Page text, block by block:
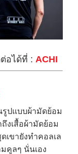
อได้ที่ : ACHI
รูปแบบผ้ามัดย้อม
งเสื้อผ้ามัดย้อม
เขายังทำคอลเล
คูลๆ นั่นเอง